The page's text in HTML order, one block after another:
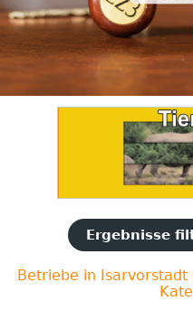
Ergebnisse
Betriebe in